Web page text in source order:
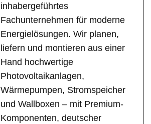
inhabergeführtes
Fachunternehmen für moderne
Energielösungen. Wir planen,
liefern und montieren aus einer
Hand hochwertige
Photovoltaikanlagen,
Wärmepumpen, Stromspeicher
und Wallboxen – mit Premium-
Komponenten, deutscher